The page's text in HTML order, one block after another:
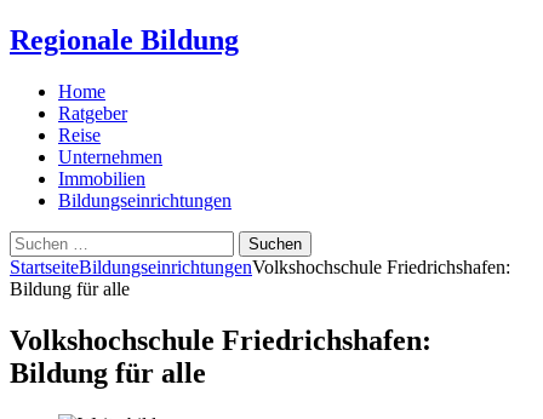
Regionale Bildung
Home
Ratgeber
Reise
Unternehmen
Immobilien
Bildungseinrichtungen
Suchen
nach:
StartseiteBildungseinrichtungenVolkshochschule Friedrichshafen:
Bildung für alle
Volkshochschule Friedrichshafen:
Bildung für alle